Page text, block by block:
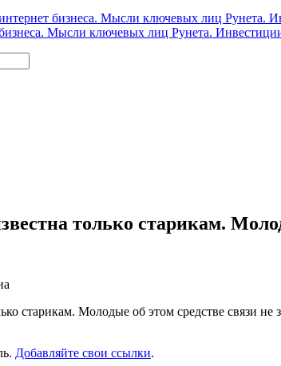
Мысли ключевых лиц Рунета.
только старикам.
старикам. Молодые об этом средстве связи не
Добавляйте свои ссылки.